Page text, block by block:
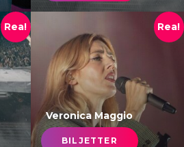
Rea! Rea!
Veronica Maggio
BILJETTER